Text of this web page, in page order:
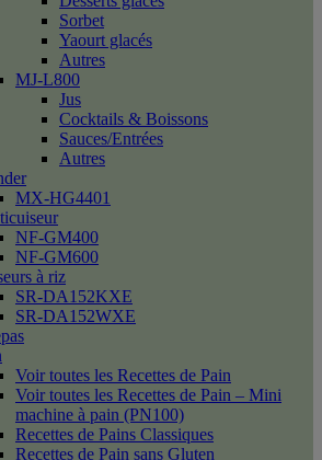
Sorbet
Yaourt glacés
Autres
MJ-L800
Jus
Cocktails & Boissons
Sauces/Entrées
Autres
MX-HG4401
NF-GM400
NF-GM600
à riz
SR-DA152KXE
SR-DA152WXE
Voir toutes les Recettes de Pain
Voir toutes les Recettes de Pain – Mini
machine à pain (PN100)
Recettes de Pains Classiques
Recettes de Pain sans Gluten